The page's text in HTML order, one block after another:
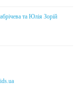
та Юлія Зорій